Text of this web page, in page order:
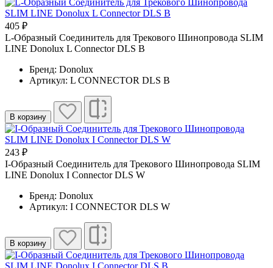
405 ₽
L-Образный Соединитель для Трекового Шинопровода SLIM
LINE Donolux L Connector DLS B
Бренд: Donolux
Артикул: L CONNECTOR DLS B
В корзину
243 ₽
I-Образный Соединитель для Трекового Шинопровода SLIM
LINE Donolux I Connector DLS W
Бренд: Donolux
Артикул: I CONNECTOR DLS W
В корзину